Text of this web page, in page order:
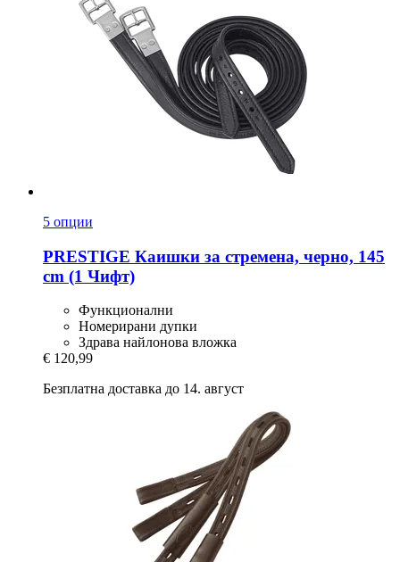
5 опции
PRESTIGE Каишки за стремена, черно, 145
cm (1 Чифт)
Функционални
Номерирани дупки
Здрава найлонова вложка
€ 120,99
Безплатна доставка до 14. август